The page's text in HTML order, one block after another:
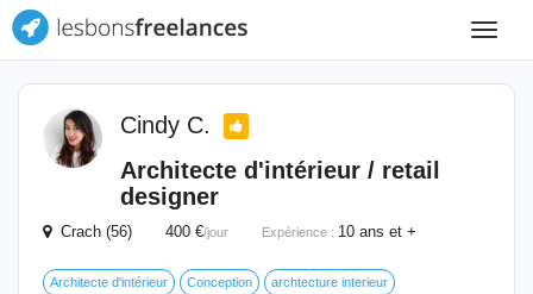
Toggle
Cindy C.
Architecte d'intérieur / retail
designer
Crach (56) 400 €/jour Expérience : 10 ans et +
Architecte d'intérieur Conception archtecture interieur